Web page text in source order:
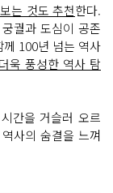
는 것도 추천한다.
궐과 도심이 공존
100년 넘는 역사
욱 풍성한 역사 탐
간을 거슬러 오르
사의 숨결을 느껴